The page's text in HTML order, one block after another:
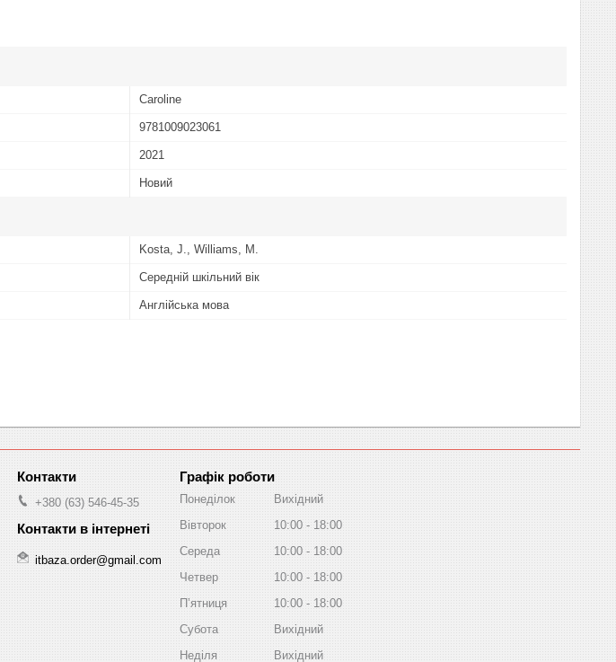
Caroline
9781009023061
2021
Новий
Kosta, J., Williams, M.
Середній шкільний вік
Англійська мова
+380 (63) 546-45-35
itbaza.order@gmail.com
Графік роботи
Понеділок
Вихідний
Вівторок
10:00
18:00
Середа
10:00
18:00
Четвер
10:00
18:00
Пʼятниця
10:00
18:00
Субота
Вихідний
Неділя
Вихідний